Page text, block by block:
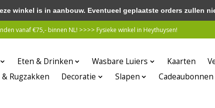
vanaf €75,- binnen NL! >>>> Fysieke winkel in Heythuysen!
Eten & Drinken Wasbare Luiers Kaarten
Rugzakken
Decoratie Slapen Cadeaubonnen
winkel is in aanbouw. Eventueel geplaatste orders zullen